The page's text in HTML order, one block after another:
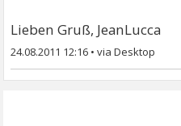
Lieben Gruß, JeanLucca
24.08.2011 12:16 •